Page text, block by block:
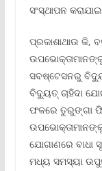
ସଂସ୍ଥାପନ
ପ୍ରକାଶାଥାଉ କି,
ସବଷ୍ଟେସନରୁ
ବିଦ୍ୟୁତ୍ ଚାହିଦା
ଫଳରେ ତୁରୁଙ୍ଗା
ଯୋଗାଣରେ
ମଧ୍ୟ ସମସ୍ୟା